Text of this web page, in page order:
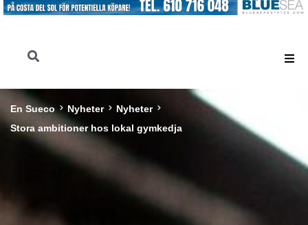
En Sueco Nyheter
Nyheter
Stora ambitioner hos lokal gymkedja